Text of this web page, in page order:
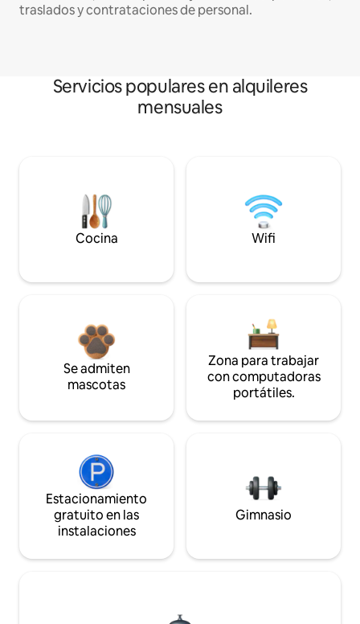
traslados y contrataciones de personal.
Servicios populares en alquileres
mensuales
Cocina Wifi
Se admiten
mascotas
Zona para trabajar
con computadoras
portátiles.
Estacionamiento
gratuito en las
instalaciones
Gimnasio